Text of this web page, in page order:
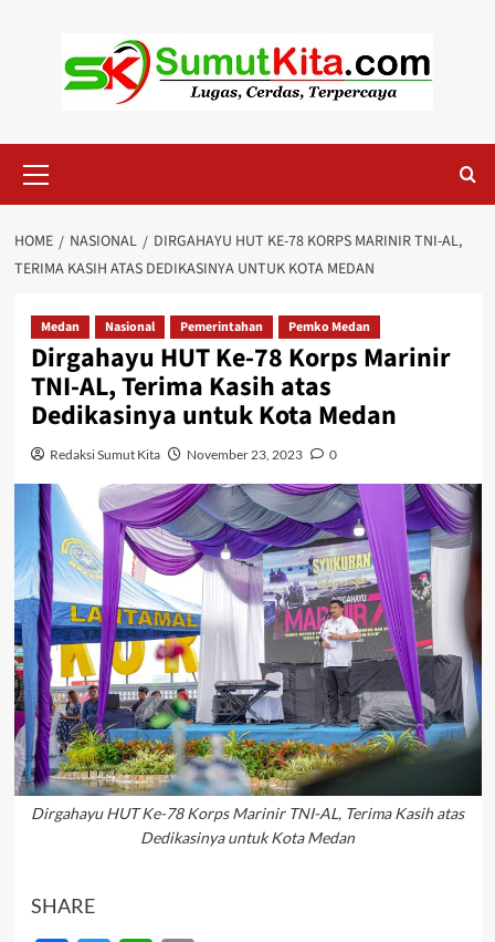
Menu
HOME NASIONAL
DIRGAHAYU HUT KE-78 KORPS MARINIR TNI-AL,
TERIMA KASIH ATAS DEDIKASINYA UNTUK KOTA MEDAN
Medan Nasional Pemerintahan Pemko Medan
Dirgahayu HUT Ke-78 Korps Marinir
TNI-AL, Terima Kasih atas
Dedikasinya untuk Kota Medan
Redaksi Sumut Kita November 23, 2023 0
Dirgahayu HUT Ke-78 Korps Marinir TNI-AL, Terima Kasih atas
Dedikasinya untuk Kota Medan
SHARE